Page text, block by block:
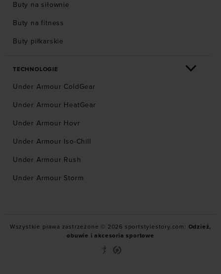
Buty na siłownie
Buty na fitness
Buty piłkarskie
TECHNOLOGIE
Under Armour ColdGear
Under Armour HeatGear
Under Armour Hovr
Under Armour Iso-Chill
Under Armour Rush
Under Armour Storm
Wszystkie prawa zastrzeżone © 2026 sportstylestory.com: Odzież,
obuwie i akcesoria sportowe